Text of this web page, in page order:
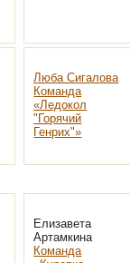
Люба Сигалова
Команда
«Ледокол
"Горячий
Генрих"»
Елизавета
Артамкина
Команда